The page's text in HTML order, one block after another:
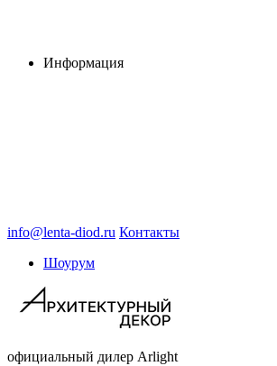
Информация
info@lenta-diod.ru Контакты
Шоурум
официальный дилер Arlight